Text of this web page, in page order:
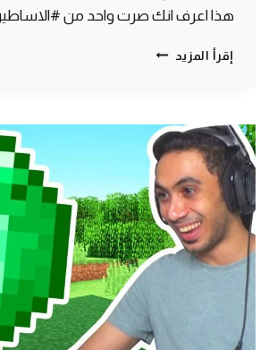
هذا اعرف انك صرت واحد من
إقرأ المزيد ماين
أخيراً
لقيت
ببغاء
!